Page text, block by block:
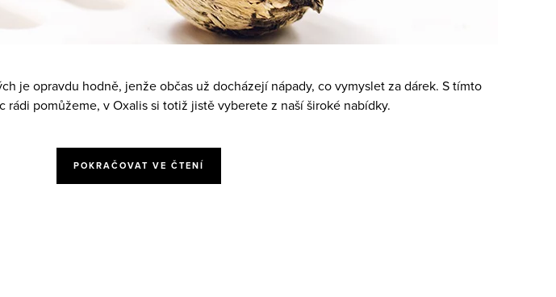
je opravdu hodně, jenže občas už docházejí nápady, co vymyslet za dárek. S tímto
rádi pomůžeme, v Oxalis si totiž jistě vyberete z naší široké nabídky.
POKRAČOVAT VE ČTENÍ